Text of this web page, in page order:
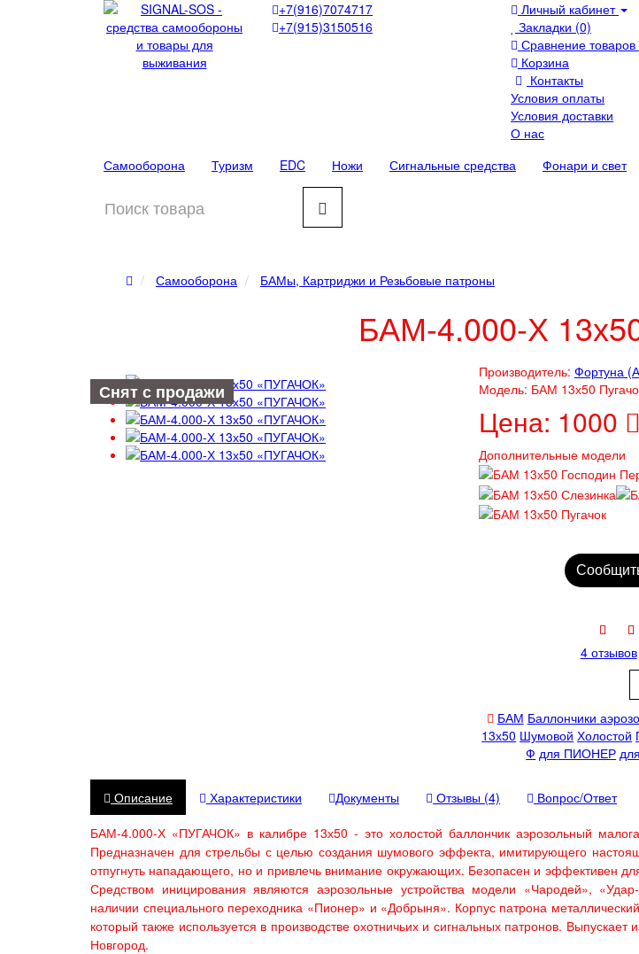
+7(916)7074717
+7(915)3150516
Личный кабинет
Закладки (0)
Сравнение товаров
Корзина
Контакты
Условия оплаты
Условия доставки
О нас
Самооборона Туризм EDC Ножи Сигнальные средства Фонари и свет
Самооборона БАМы, Картриджи и Резьбовые патроны
БАМ-4.000-Х
Снят с продажи
Производитель: Фортуна
Модель: БАМ 13х50
Цена: 1000
Дополнительные модели
4 отзывов
БАМ Баллончики
13х50 Шумовой Холостой
Ф для ПИОНЕР
Описание Характеристики Документы Отзывы (4)
Вопрос/Ответ
БАМ-4.000-Х «ПУГАЧОК» в калибре 13х50 - это холостой баллончик аэрозольный
Предназначен для стрельбы с целью создания шумового эффекта, имитирующего
отпугнуть нападающего, но и привлечь внимание окружающих. Безопасен и эффективен
Средством иницирования являются аэрозольные устройства модели «Чародей»,
наличии специального переходника «Пионер» и «Добрыня». Корпус патрона
который также используется в производстве охотничьих и сигнальных патронов.
Новгород.